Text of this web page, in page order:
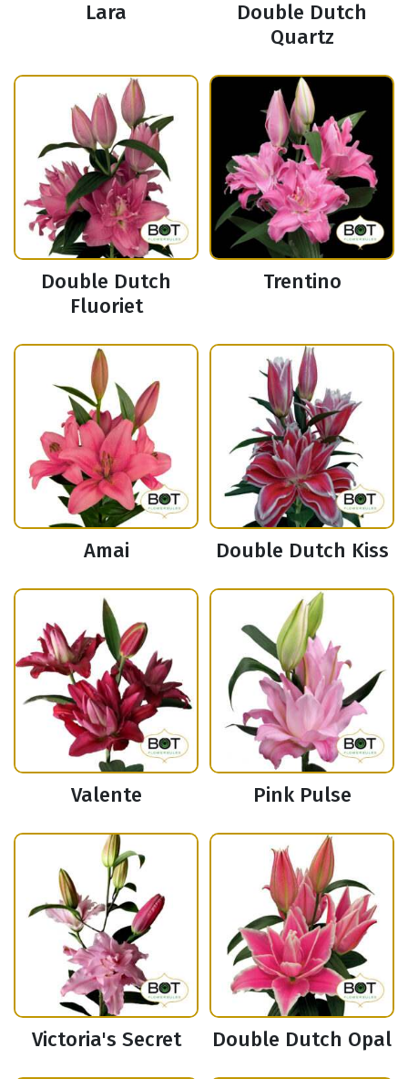
Lara
Double Dutch
Quartz
Double Dutch
Fluoriet
Trentino
Amai Double Dutch Kiss
Valente Pink Pulse
Victoria's Secret Double Dutch Opal